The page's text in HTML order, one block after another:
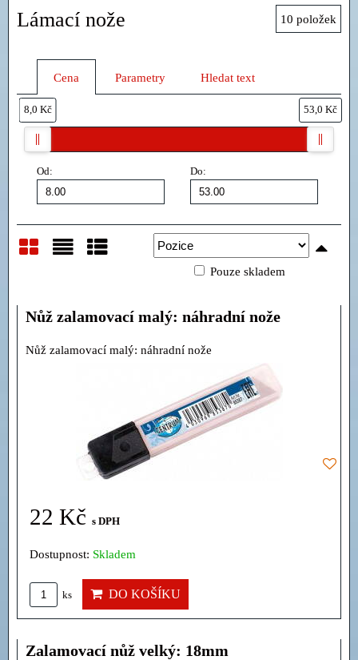
Lámací nože 10 položek
Cena Parametry Hledat text
Od: Do:
8,0 Kč 53,0 Kč
Pouze skladem
Nůž zalamovací malý: náhradní nože
Nůž zalamovací malý: náhradní nože
22 Kč s DPH
Dostupnost: Skladem
ks DO KOŠÍKU
Zalamovací nůž velký: 18mm